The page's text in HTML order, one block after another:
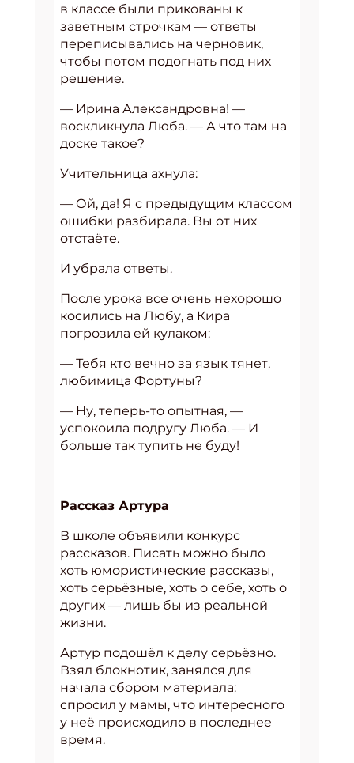
в классе были прикованы к
заветным строчкам — ответы
переписывались на черновик,
чтобы потом подогнать под них
решение.
— Ирина Александровна! —
воскликнула Люба. — А что там на
доске такое?
Учительница ахнула:
— Ой, да! Я с предыдущим классом
ошибки разбирала. Вы от них
отстаёте.
И убрала ответы.
После урока все очень нехорошо
косились на Любу, а Кира
погрозила ей кулаком:
— Тебя кто вечно за язык тянет,
любимица Фортуны?
— Ну, теперь-то опытная, —
успокоила подругу Люба. — И
больше так тупить не буду!
Рассказ Артура
В школе объявили конкурс
рассказов. Писать можно было
хоть юмористические рассказы,
хоть серьёзные, хоть о себе, хоть о
других — лишь бы из реальной
жизни.
Артур подошёл к делу серьёзно.
Взял блокнотик, занялся для
начала сбором материала:
спросил у мамы, что интересного
у неё происходило в последнее
время.